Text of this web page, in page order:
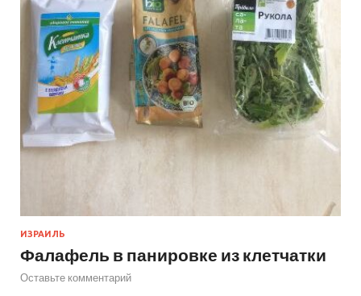
ИЗРАИЛЬ
Фалафель в панировке из клетчатки
Оставьте комментарий